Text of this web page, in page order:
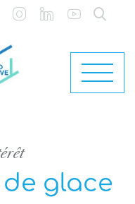
glace